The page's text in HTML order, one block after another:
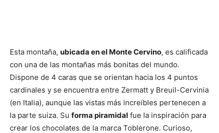
Esta montaña, ubicada en el Monte Cervino, es calificada
con una de las montañas más bonitas del mundo.
Dispone de 4 caras que se orientan hacia los 4 puntos
cardinales y se encuentra entre Zermatt y Breuil-Cervinia
(en Italia), aunque las vistas más increíbles pertenecen a
la parte suiza. Su forma piramidal fue la inspiración para
crear los chocolates de la marca Toblerone. Curioso,